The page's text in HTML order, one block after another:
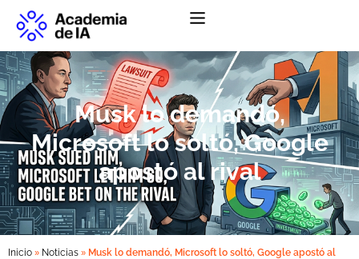
Musk lo demandó,
Microsoft lo soltó, Google
apostó al rival
Inicio » Noticias » Musk lo demandó, Microsoft lo soltó, Google apostó al